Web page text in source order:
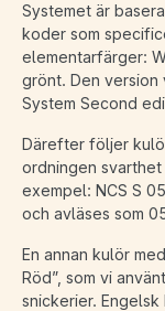
Systemet är
koder som
elementarfärger:
grönt. Den version
System Second
Därefter följer
ordningen
exempel: NCS S
och avläses som
En annan kulör
Röd”, som vi
snickerier.